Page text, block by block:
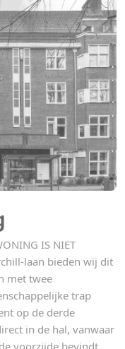
IS NIET
laan bieden wij dit
met twee
trap
op de derde
in de hal, vanwaar
voorzijde bevindt